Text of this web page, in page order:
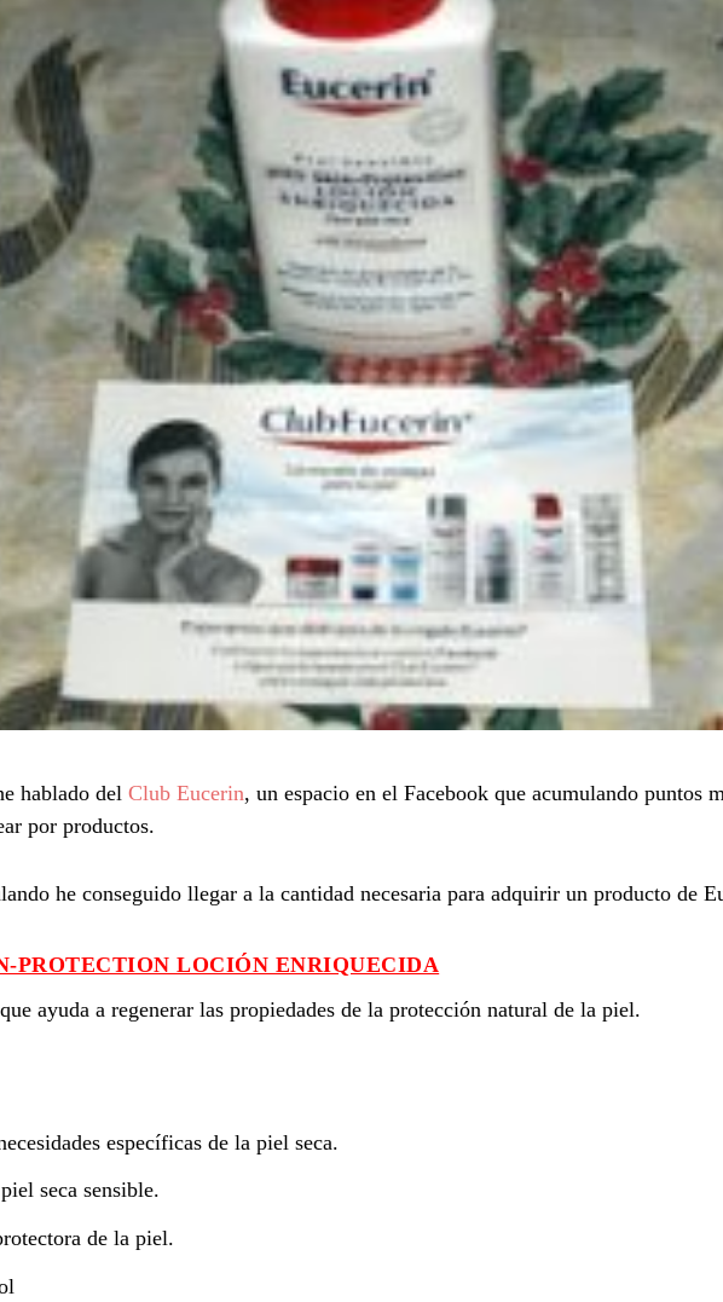
hablado delClub Eucerin, un espacio en el Facebook que acumulando puntos
por productos.
he conseguido llegar a la cantidad necesaria para adquirir un producto de
PROTECTION LOCIÓN ENRIQUECIDA
ayuda a regenerar las propiedades de la protección natural de la piel.
específicas de la piel seca.
seca sensible.
de la piel.